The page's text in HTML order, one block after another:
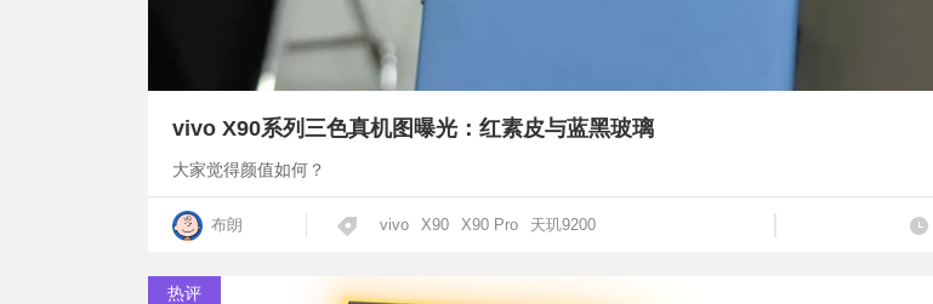
vivo X90系列三色真机图曝光：红素皮与蓝黑玻璃
大家觉得颜值如何？
布朗 vivo X90 X90 Pro 天玑9200
热评